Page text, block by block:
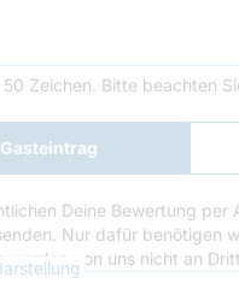
Zeichen. Bitte beachten
Gasteintrag
Deine Bewertung per
Nur dafür benötigen
werden von uns nicht an